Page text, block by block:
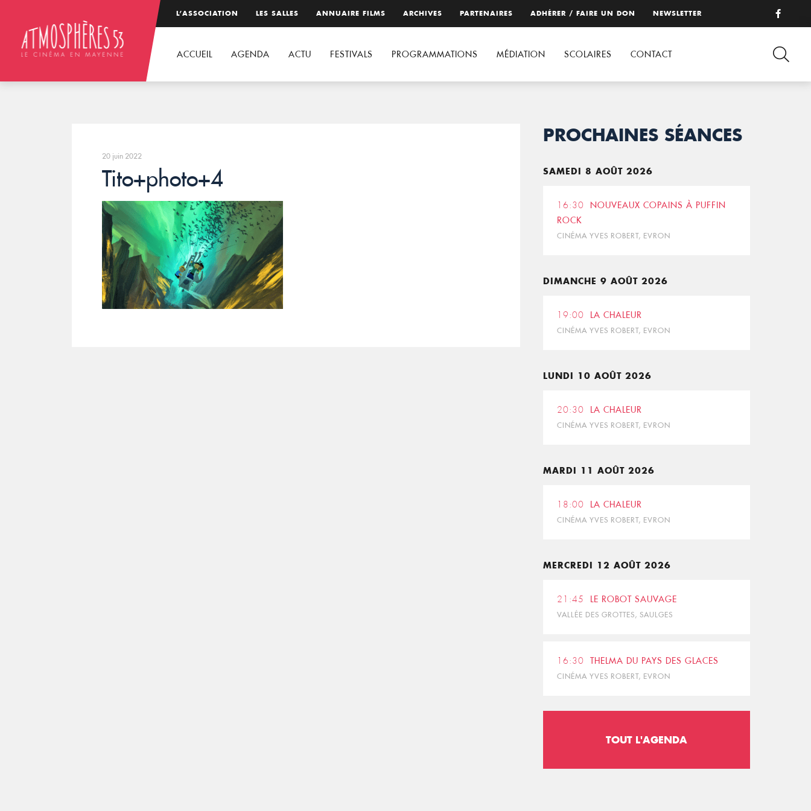
L’ASSOCIATION LES SALLES ANNUAIRE FILMS ARCHIVES PARTENAIRES ADHÉRER / FAIRE UN DON NEWSLETTER
ACCUEIL AGENDA ACTU FESTIVALS PROGRAMMATIONS MÉDIATION SCOLAIRES CONTACT
20 juin 2022
Tito+photo+4
PROCHAINES SÉANCES
SAMEDI 8 AOÛT 2026
16:30
NOUVEAUX COPAINS À PUFFIN
ROCK
CINÉMA YVES ROBERT, EVRON
DIMANCHE 9 AOÛT 2026
19:00 LA CHALEUR
CINÉMA YVES ROBERT, EVRON
LUNDI 10 AOÛT 2026
20:30 LA CHALEUR
CINÉMA YVES ROBERT, EVRON
MARDI 11 AOÛT 2026
18:00 LA CHALEUR
CINÉMA YVES ROBERT, EVRON
MERCREDI 12 AOÛT 2026
21:45 LE ROBOT SAUVAGE
VALLÉE DES GROTTES, SAULGES
16:30 THELMA DU PAYS DES GLACES
CINÉMA YVES ROBERT, EVRON
TOUT L'AGENDA